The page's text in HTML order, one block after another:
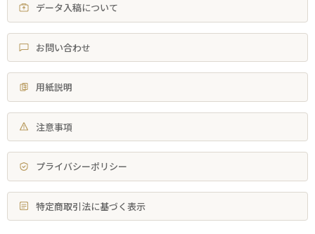
データ入稿について
お問い合わせ
用紙説明
注意事項
プライバシーポリシー
特定商取引法に基づく表示